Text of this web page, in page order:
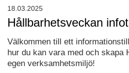
Hållbarhetsveckan
Välkommen till ett
hur du kan vara med och skapa
egen verksamhetsmiljö!
18.03.2025